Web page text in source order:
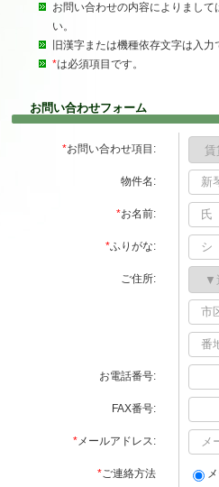
お問い合わせの内容によりまし
い。
旧漢字または機種依存文字は入力
*は必須項目です。
お問い合わせフォーム
*お問い合わせ項目:
物件名:
*お名前:
*ふりがな:
ご住所:
お電話番号:
FAX番号:
*メールアドレス:
*ご連絡方法